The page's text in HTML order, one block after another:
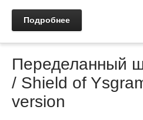
Подробнее
Переделанный
/ Shield of
version